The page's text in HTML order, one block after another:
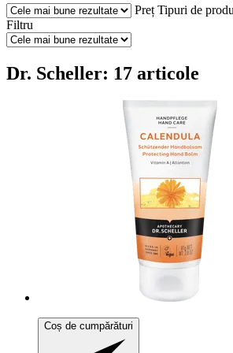
Preț Tipuri de
Filtru
Dr. Scheller: 17 articole
Coș de cumpărături